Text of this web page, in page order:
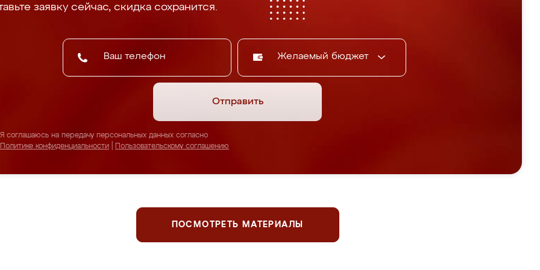
заявку сейчас, скидка сохранится.
Желаемый бюджет
Отправить
Я соглашаюсь на передачу персональных данных согласно
Политике конфиденциальности
Пользовательскому соглашению
ПОСМОТРЕТЬ МАТЕРИАЛЫ